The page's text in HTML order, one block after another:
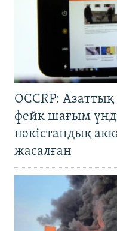
OCCRP:
фейк шағым
пәкістандық
жасалған